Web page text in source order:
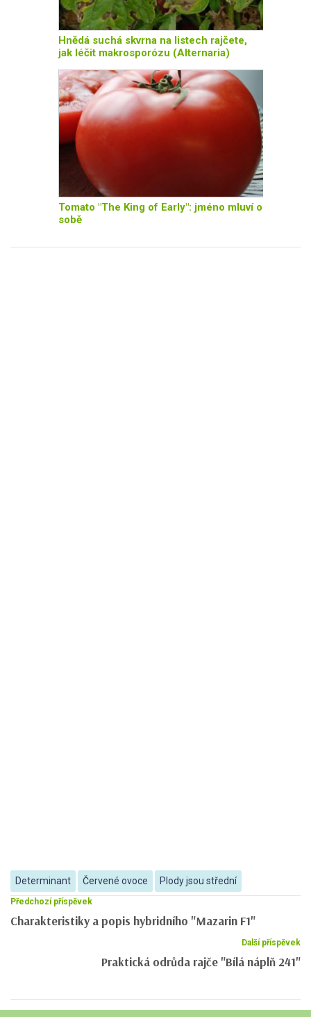
Hnědá suchá skvrna na listech rajčete,
jak léčit makrosporózu (Alternaria)
Tomato "The King of Early": jméno mluví o
sobě
Determinant Červené ovoce Plody jsou střední
Předchozí příspěvek
Charakteristiky a popis hybridního "Mazarin F1"
Další příspěvek
Praktická odrůda rajče "Bílá náplň 241"